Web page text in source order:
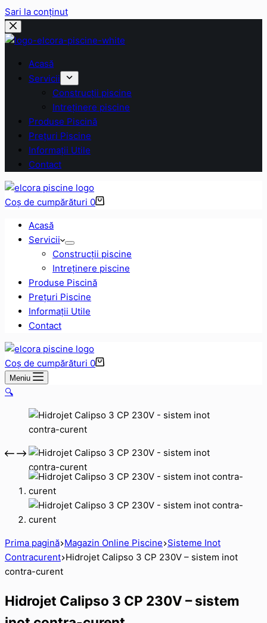
Sari la conținut
Acasă
Servicii
Construcții piscine
Intreținere piscine
Produse Piscină
Prețuri Piscine
Informații Utile
Contact
Coș de cumpărături 0
Acasă
Servicii
Construcții piscine
Intreținere piscine
Produse Piscină
Prețuri Piscine
Informații Utile
Contact
Coș de cumpărături 0
Meniu
🔍
Prima pagină Magazin Online Piscine Sisteme Inot
Contracurent Hidrojet Calipso 3 CP 230V – sistem inot
contra-curent
Hidrojet Calipso 3 CP 230V – sistem